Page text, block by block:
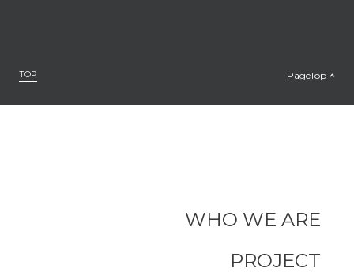
PageTop
TOP
WHO WE ARE
PROJECT